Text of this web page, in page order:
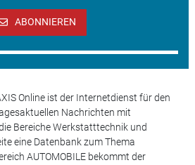
ABONNIEREN
Online ist der Internetdienst für den
Nachrichten mit
Bereiche Werkstatttechnik und
eine Datenbank zum Thema
AUTOMOBILE bekommt der